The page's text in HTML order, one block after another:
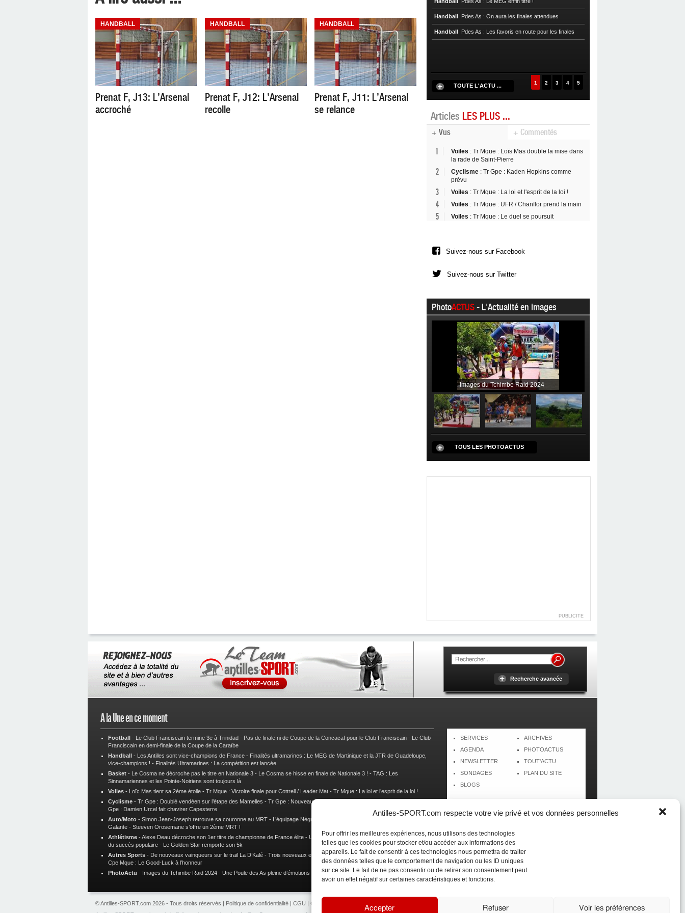
Antilles-SPORT.com respecte votre vie privé et vos données personnelles
Pour offrir les meilleures expériences, nous utilisons des technologies
telles que les cookies pour stocker et/ou accéder aux informations des
appareils. Le fait de consentir à ces technologies nous permettra de traiter
des données telles que le comportement de navigation ou les ID uniques
sur ce site. Le fait de ne pas consentir ou de retirer son consentement peut
avoir un effet négatif sur certaines caractéristiques et fonctions.
Accepter Refuser Voir les préférences
HANDBALL
Prenat F, J13: L’Arsenal
accroché
HANDBALL
Prenat F, J12: L’Arsenal
recolle
HANDBALL
Prenat F, J11: L’Arsenal
se relance
Handball Pdes As : On aura les finales attendues
Handball Pdes As : Les favoris en route pour les finales
TOUTE L'ACTU ... 1 2 3 4 5
Articles LES PLUS ...
+ Vus + Commentés
1 Voiles : Tr Mque : Loïs Mas double la mise dans
la rade de Saint-Pierre
2 Cyclisme : Tr Gpe : Kaden Hopkins comme
prévu
3 Voiles : Tr Mque : La loi et l'esprit de la loi !
4 Voiles : Tr Mque : UFR / Chanflor prend la main
5 Voiles : Tr Mque : Le duel se poursuit
Suivez-nous sur Facebook
Suivez-nous sur Twitter
PhotoACTUS- L'Actualité en images
Images du Tchimbe Raid 2024
TOUS LES PHOTOACTUS
PUBLICITE
Recherche avancée
A la Une en ce moment
Football - Le Club Franciscain termine 3e à Trinidad - Pas de finale ni de Coupe de la Concacaf pour le Club Franciscain - Le Club
Franciscain en demi-finale de la Coupe de la Caraïbe
Handball - Les Antilles sont vice-champions de France - Finalités ultramarines : Le MEG de Martinique et la JTR de Guadeloupe,
vice-champions ! - Finalités Ultramarines : La compétition est lancée
Basket - Le Cosma ne décroche pas le titre en Nationale 3 - Le Cosma se hisse en finale de Nationale 3 ! - TAG : Les
Sinnamariennes et les Pointe-Noiriens sont toujours là
Voiles - Loïc Mas tient sa 2ème étoile - Tr Mque : Victoire finale pour Cottrell / Leader Mat - Tr Mque : La loi et l’esprit de la loi !
Cyclisme - Tr Gpe : Doublé vendéen sur l’étape des Mamelles - Tr Gpe : Nouveau changement de leader, Damien Urcel out
Gpe : Damien Urcel fait chavirer Capesterre
Auto/Moto - Simon Jean-Joseph retrouve sa couronne au MRT - L’équipage Nègre – Gérard remporte le 9e rallye du Pays Marie-
Galante - Steeven Orosemane s’offre un 2ème MRT !
Athlétisme -Alexe Deau décroche son 1er titre de championne de France élite - Un semi marathon sous le signe de la chaleur et
du succès populaire - Le Golden Star remporte son 5k
Autres Sports - De nouveaux vainqueurs sur le trail La D’Kalé - Trois nouveaux et un habitué au palmarès du Trail des Trésors-
Cpe Mque : Le Good-Luck à l’honneur
PhotoActu - Images du Tchimbe Raid 2024 - Une Poule des As pleine d’émotions ! Images de la Woulib 113 X-Trem
SERVICES
AGENDA
NEWSLETTER
SONDAGES
BLOGS
ARCHIVES
PHOTOACTUS
TOUT'ACTU
PLAN DU SITE
© Antilles-SPORT.com 2026 - Tous droits réservés | Politique de confidentialité | CGU | CGV